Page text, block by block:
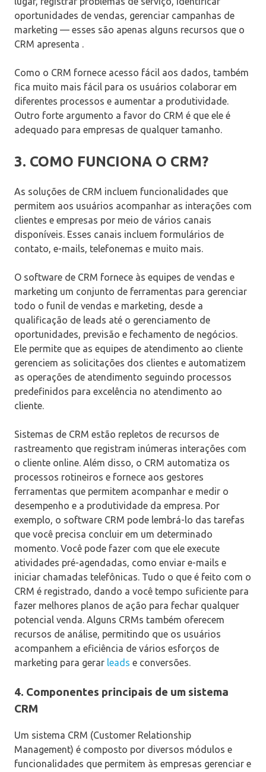
oportunidades de vendas, gerenciar campanhas de
marketing — esses são apenas alguns recursos que o
CRM apresenta .
Como o CRM fornece acesso fácil aos dados, também
fica muito mais fácil para os usuários colaborar em
diferentes processos e aumentar a produtividade.
Outro forte argumento a favor do CRM é que ele é
adequado para empresas de qualquer tamanho.
3. COMO FUNCIONA O CRM?
As soluções de CRM incluem funcionalidades que
permitem aos usuários acompanhar as interações com
clientes e empresas por meio de vários canais
disponíveis. Esses canais incluem formulários de
contato, e-mails, telefonemas e muito mais.
O software de CRM fornece às equipes de vendas e
marketing um conjunto de ferramentas para gerenciar
todo o funil de vendas e marketing, desde a
qualificação de leads até o gerenciamento de
oportunidades, previsão e fechamento de negócios.
Ele permite que as equipes de atendimento ao cliente
gerenciem as solicitações dos clientes e automatizem
as operações de atendimento seguindo processos
predefinidos para excelência no atendimento ao
cliente.
Sistemas de CRM estão repletos de recursos de
rastreamento que registram inúmeras interações com
o cliente online. Além disso, o CRM automatiza os
processos rotineiros e fornece aos gestores
ferramentas que permitem acompanhar e medir o
desempenho e a produtividade da empresa. Por
exemplo, o software CRM pode lembrá-lo das tarefas
que você precisa concluir em um determinado
momento. Você pode fazer com que ele execute
atividades pré-agendadas, como enviar e-mails e
iniciar chamadas telefônicas. Tudo o que é feito com o
CRM é registrado, dando a você tempo suficiente para
fazer melhores planos de ação para fechar qualquer
potencial venda. Alguns CRMs também oferecem
recursos de análise, permitindo que os usuários
acompanhem a eficiência de vários esforços de
marketing para gerar leads e conversões.
4. Componentes principais de um sistema
CRM
Um sistema CRM (Customer Relationship
Management) é composto por diversos módulos e
funcionalidades que permitem às empresas gerenciar e